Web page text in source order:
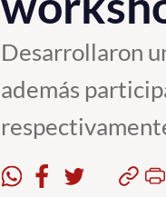
Desarrollaron
además